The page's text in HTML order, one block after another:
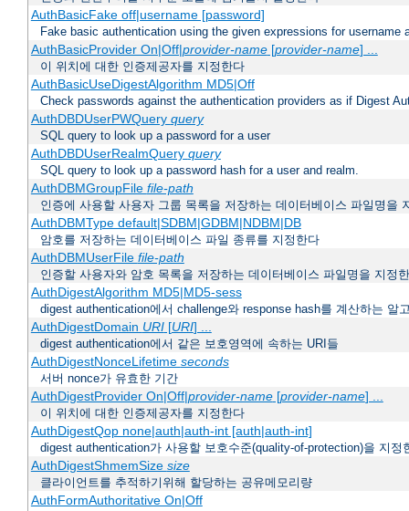
AuthBasicFake off|username [password]
Fake basic authentication using the given expressions for username
AuthBasicProvider On|Off|provider-name[provider-name] ...
이 위치에 대한 인증제공자를 지정한다
AuthBasicUseDigestAlgorithm MD5|Off
Check passwords against the authentication providers as if Digest
AuthDBDUserPWQuery query
SQL query to look up a password for a user
AuthDBDUserRealmQuery query
SQL query to look up a password hash for a user and realm.
AuthDBMGroupFile file-path
인증에 사용할 사용자 그룹 목록을 저장하는 데이터베이스 파일명을
AuthDBMType default|SDBM|GDBM|NDBM|DB
암호를 저장하는 데이터베이스 파일 종류를 지정한다
AuthDBMUserFile file-path
인증할 사용자와 암호 목록을 저장하는 데이터베이스 파일명을 지정
AuthDigestAlgorithm MD5|MD5-sess
digest authentication에서 challenge와 response hash를 계산하는 알
AuthDigestDomain URI[URI] ...
digest authentication에서 같은 보호영역에 속하는 URI들
AuthDigestNonceLifetime seconds
서버 nonce가 유효한 기간
AuthDigestProvider On|Off|provider-name[provider-name] ...
이 위치에 대한 인증제공자를 지정한다
AuthDigestQop none|auth|auth-int [auth|auth-int]
digest authentication가 사용할 보호수준(quality-of-protection)을 지정
AuthDigestShmemSize size
클라이언트를 추적하기위해 할당하는 공유메모리량
AuthFormAuthoritative On|Off